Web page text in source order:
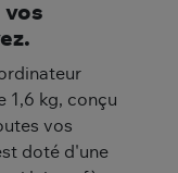
vos
1,6 kg, conçu
vos
doté d'une